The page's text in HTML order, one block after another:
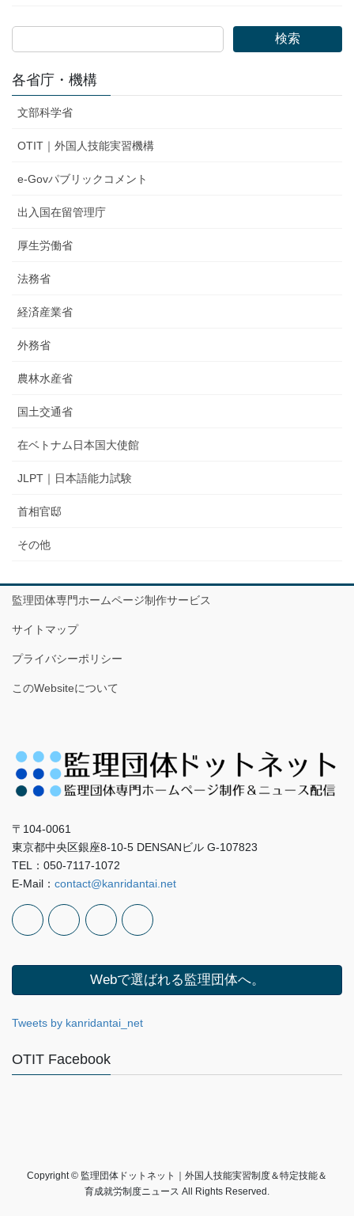
検索
各省庁・機構
文部科学省
OTIT｜外国人技能実習機構
e-Govパブリックコメント
出入国在留管理庁
厚生労働省
法務省
経済産業省
外務省
農林水産省
国土交通省
在ベトナム日本国大使館
JLPT｜日本語能力試験
首相官邸
その他
監理団体専門ホームページ制作サービス
サイトマップ
プライバシーポリシー
このWebsiteについて
〒104-0061
東京都中央区銀座8-10-5 DENSANビル G-107823
TEL：050-7117-1072
E-Mail： contact@kanridantai.net
Webで選ばれる監理団体へ。
Tweets by kanridantai_net
OTIT Facebook
Copyright © 監理団体ドットネット｜外国人技能実習制度＆特定技能＆
育成就労制度ニュース All Rights Reserved.